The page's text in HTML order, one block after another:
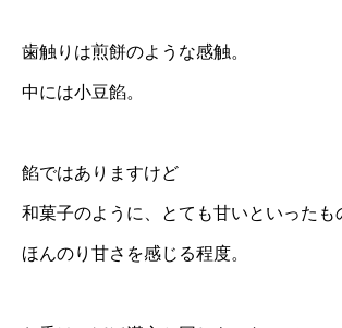
歯触りは煎餅のような感触。
中には小豆餡。
餡ではありますけど
和菓子のように、とても甘いといったも
ほんのり甘さを感じる程度。